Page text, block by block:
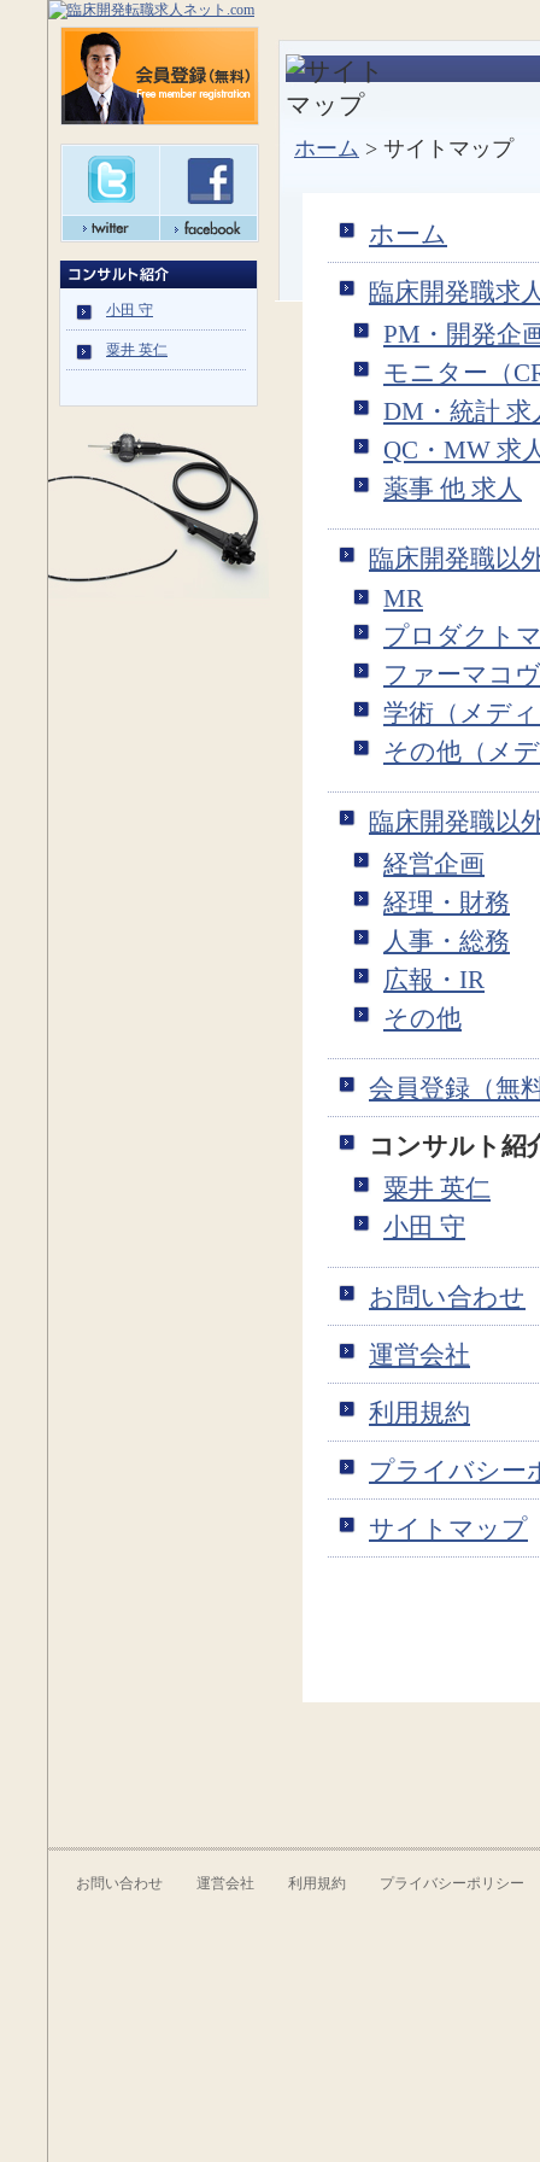
小田 守
粟井 英仁
ホーム > サイトマップ
ホーム
臨床開発職求
PM・開発企
モニター（
DM・統計 求
QC・MW 求
薬事 他 求人
臨床開発職以
MR
プロダクト
ファーマコ
学術（メデ
その他（メ
臨床開発職以
経営企画
経理・財務
人事・総務
広報・IR
その他
会員登録（無
コンサルト紹
粟井 英仁
小田 守
お問い合わせ
運営会社
利用規約
プライバシー
サイトマップ
お問い合わせ 運営会社 利用規約 プライバシーポリシー